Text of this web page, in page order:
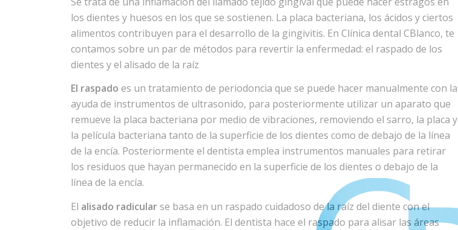
los dientes y huesos en los que se sostienen. La placa bacteriana, los ácidos y ciertos
alimentos contribuyen para el desarrollo de la gingivitis. En Clínica dental CBlanco, te
contamos sobre un par de métodos para revertir la enfermedad: el raspado de los
dientes y el alisado de la raíz
El raspado es un tratamiento de periodoncia que se puede hacer manualmente con la
ayuda de instrumentos de ultrasonido, para posteriormente utilizar un aparato que
remueve la placa bacteriana por medio de vibraciones, removiendo el sarro, la placa y
la película bacteriana tanto de la superficie de los dientes como de debajo de la línea
de la encía. Posteriormente el dentista emplea instrumentos manuales para retirar
los residuos que hayan permanecido en la superficie de los dientes o debajo de la
línea de la encía.
El alisado radicularse basa en un raspado cuidadoso de la raíz del diente con el
objetivo de reducir la inflamación. El dentista hace el raspado para alisar las áreas